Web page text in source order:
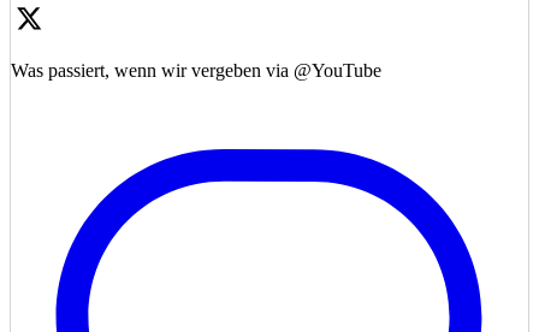
Was passiert, wenn wir vergeben via @YouTube